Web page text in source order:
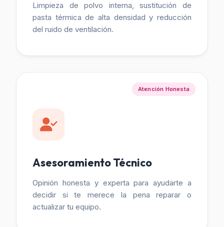
Limpieza de polvo interna, sustitución de
pasta térmica de alta densidad y reducción
del ruido de ventilación.
Atención Honesta
Asesoramiento Técnico
Opinión honesta y experta para ayudarte a
decidir si te merece la pena reparar o
actualizar tu equipo.